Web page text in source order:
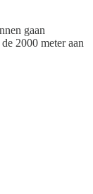
gaan
2000 meter aan